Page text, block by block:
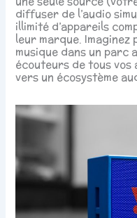
diffuser de l’audio
illimité d’appareils
leur marque.
musique dans un parc
écouteurs de tous vos
vers un écosystème